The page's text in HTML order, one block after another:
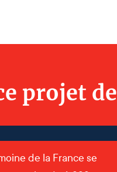
projet de
de la France se